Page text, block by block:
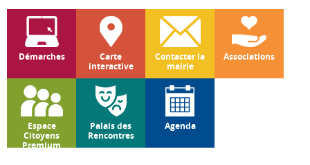
Démarches
Carte
interactive
Contacter la
mairie
Associations
Espace
Citoyens
Premium
Palais des
Rencontres
Agenda